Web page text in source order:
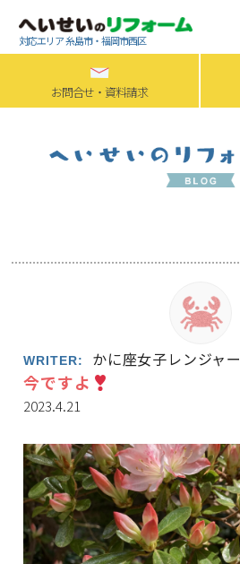
対応エリア 糸島市・福岡市西区
お問合せ・資料請求
WRITER: かに座女子レンジャー
今ですよ
2023.4.21